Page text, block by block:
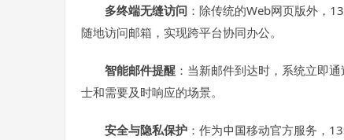
多终端无缝访问 ：除传统的Web网页版外，
随地访问邮箱，实现跨平台协同办公。
智能邮件提醒 ：当新邮件到达时，系统立即
士和需要及时响应的场景。
安全与隐私保护 ：作为中国移动官方服务，